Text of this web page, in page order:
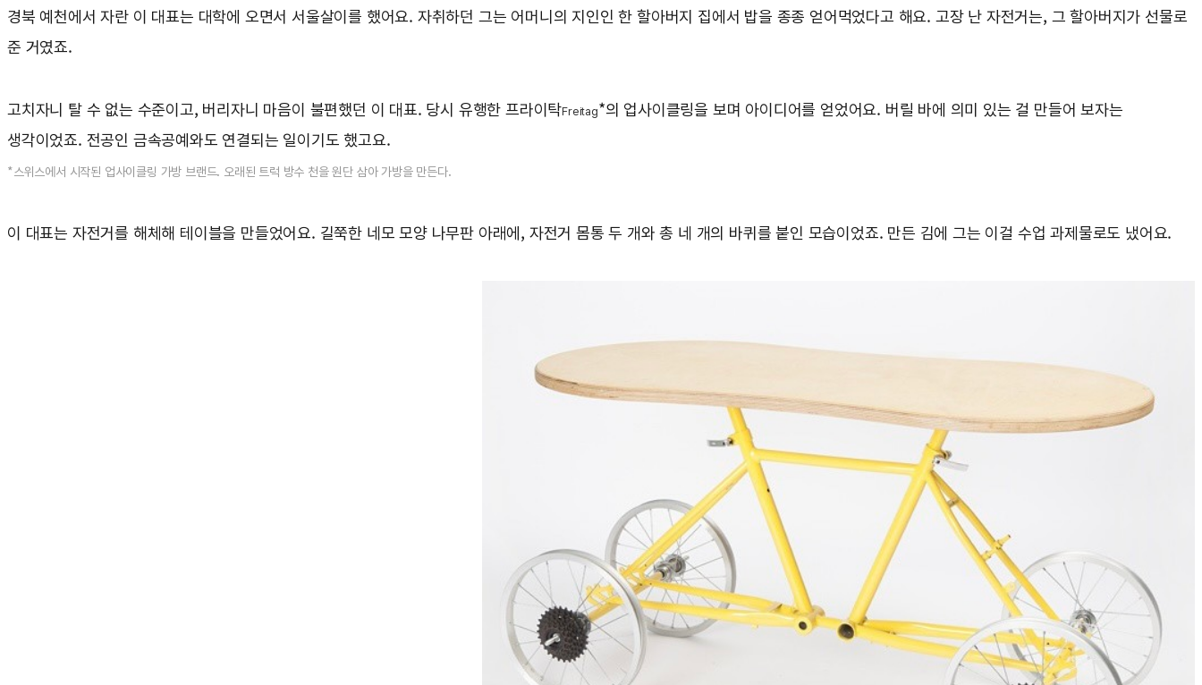
경북 예천에서 자란 이 대표는 대학에 오면서 서울살이를 했어요. 자취하던 그는 어머니의 지인인 한 할아버지 집에서 밥을 종종 얻어먹었다고 해요. 고장 난 자전거는, 그 할아버지가 선물로
준 거였죠.
고치자니 탈 수 없는 수준이고, 버리자니 마음이 불편했던 이 대표. 당시 유행한 프라이탁Freitag*의 업사이클링을 보며 아이디어를 얻었어요. 버릴 바에 의미 있는 걸 만들어 보자는
생각이었죠. 전공인 금속공예와도 연결되는 일이기도 했고요.
*스위스에서 시작된 업사이클링 가방 브랜드. 오래된 트럭 방수 천을 원단 삼아 가방을 만든다.
이 대표는 자전거를 해체해 테이블을 만들었어요. 길쭉한 네모 모양 나무판 아래에, 자전거 몸통 두 개와 총 네 개의 바퀴를 붙인 모습이었죠. 만든 김에 그는 이걸 수업 과제물로도 냈어요.